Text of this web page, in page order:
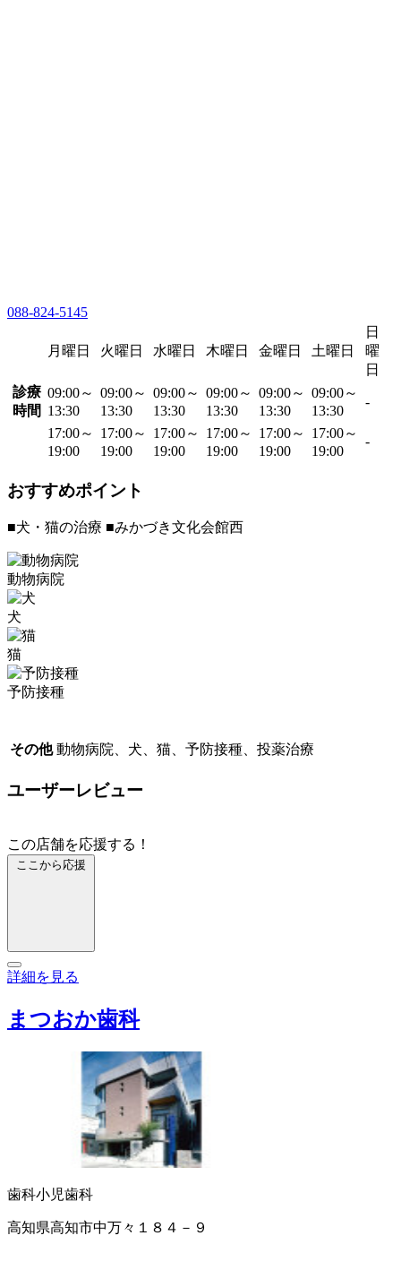
088-824-5145
月曜日 火曜日 水曜日 木曜日 金曜日 土曜日
日
曜
日
診療
時間
09:00～
13:30
09:00～
13:30
09:00～
13:30
09:00～
13:30
09:00～
13:30
09:00～
13:30
-
17:00～
19:00
17:00～
19:00
17:00～
19:00
17:00～
19:00
17:00～
19:00
17:00～
19:00
-
おすすめポイント
■犬・猫の治療 ■みかづき文化会館西
動物病院
犬
猫
予防接種
その他 動物病院、犬、猫、予防接種、投薬治療
ユーザーレビュー
この店舗を応援する！
ここから応援
詳細を見る
まつおか歯科
歯科小児歯科
高知県高知市中万々１８４－９